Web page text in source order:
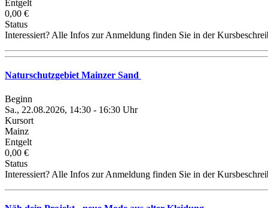
Entgelt
0,00 €
Status
Interessiert? Alle Infos zur Anmeldung finden Sie in der
Naturschutzgebiet Mainzer Sand
Beginn
Sa., 22.08.2026, 14:30 - 16:30 Uhr
Kursort
Mainz
Entgelt
0,00 €
Status
Interessiert? Alle Infos zur Anmeldung finden Sie in der